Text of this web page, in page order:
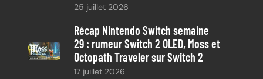
25 juillet 2026
Récap Nintendo Switch semaine
29 : rumeur Switch 2 OLED, Moss et
Octopath Traveler sur Switch 2
17 juillet 2026